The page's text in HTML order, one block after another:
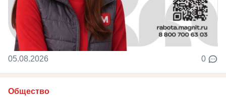
05.08.2026 0
Общество